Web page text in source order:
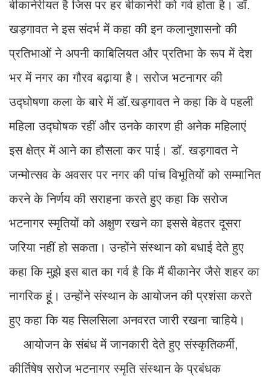
बीकानेरीयत है जिस पर हर बीकानेरी को गर्व होता है। डॉ.
खड़गावत ने इस संदर्भ में कहा की इन कलानुशासनो की
प्रतिभाओं ने अपनी काबिलियत और प्रतिभा के रूप में देश
भर में नगर का गौरव बढ़ाया है। सरोज भटनागर की
उद्घोषणा कला के बारे में डॉ.खड़गावत ने कहा कि वे पहली
महिला उद्घोषक रहीं और उनके कारण ही अनेक महिलाएं
इस क्षेत्र में आने का हौसला कर पाई। डॉ. खड़गावत ने
जन्मोत्सव के अवसर पर नगर की पांच विभूतियों को सम्मानित
करने के निर्णय की सराहना करते हुए कहा कि सरोज
भटनागर स्मृतियों को अक्षुण रखने का इससे बेहतर दूसरा
जरिया नहीं हो सकता। उन्होंने संस्थान को बधाई देते हुए
कहा कि मुझे इस बात का गर्व है कि मैं बीकानेर जैसे शहर का
नागरिक हूं। उन्होंने संस्थान के आयोजन की प्रशंसा करते
हुए कहा कि यह सिलसिला अनवरत जारी रखना चाहिये।
आयोजन के संबंध में जानकारी देते हुए संस्कृतिकर्मी,
कीर्तिषेष सरोज भटनागर स्मृति संस्थान के प्रबंधक